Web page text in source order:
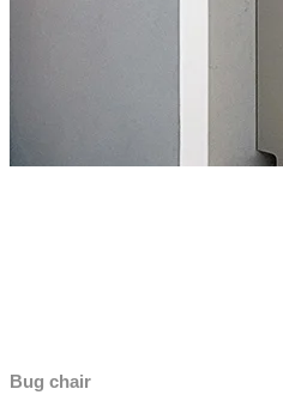
Bug chair